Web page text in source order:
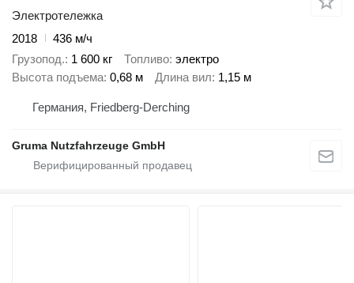
Электротележка
2018
436 м/ч
Грузопод. 1 600 кг Топливо электро
Высота подъема 0,68 м Длина вил 1,15 м
Германия, Friedberg-Derching
Gruma Nutzfahrzeuge GmbH